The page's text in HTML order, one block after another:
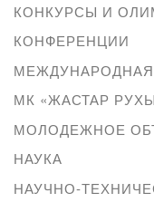
КОНКУРСЫ И
КОНФЕРЕНЦИИ
МК «ЖАСТАР
МОЛОДЕЖНОЕ
НАУКА
НАУЧНО-